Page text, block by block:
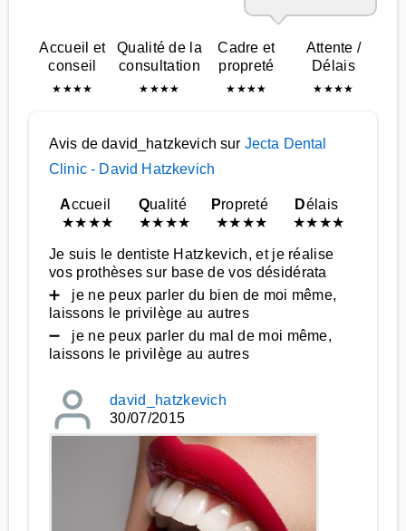
Accueil et
conseil
★ ★★★
Qualité de la
consultation
★ ★★★
Cadre et
propreté
★ ★★★
Attente /
Délais
★ ★★★
Avis de david_hatzkevich sur Jecta Dental
Clinic - David Hatzkevich
Accueil
★★★★
Qualité
★★★★
Propreté
★★★★
Délais
★★★★
Je suis le dentiste Hatzkevich, et je réalise
vos prothèses sur base de vos désidérata
➕ je ne peux parler du bien de moi même,
laissons le privilège au autres
➖ je ne peux parler du mal de moi même,
laissons le privilège au autres
david_hatzkevich
30/07/2015